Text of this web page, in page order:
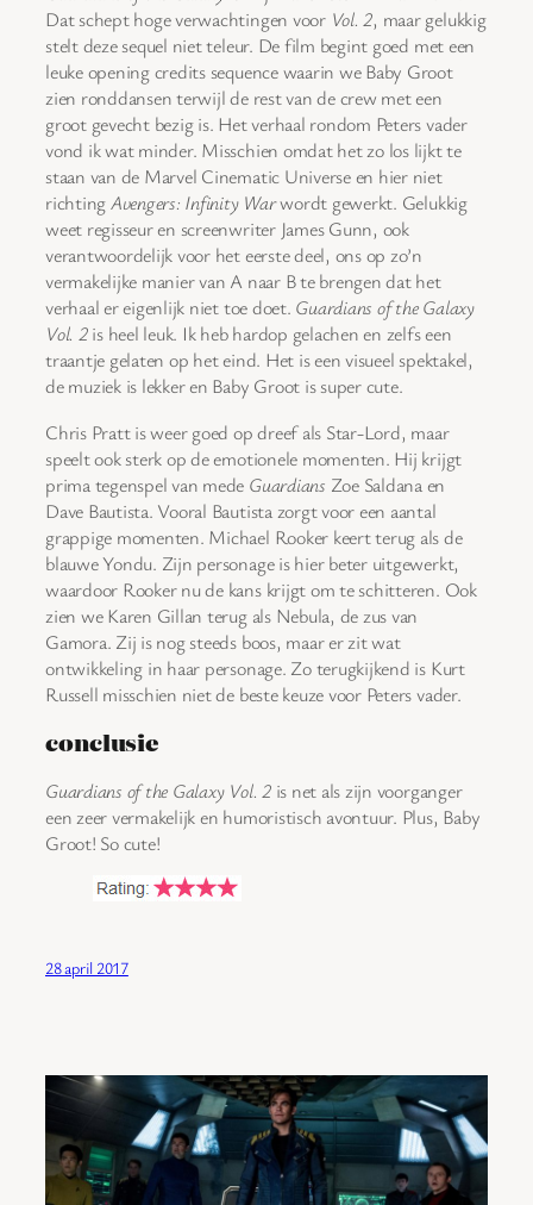
Dat schept hoge verwachtingen voor Vol. 2, maar gelukkig
stelt deze sequel niet teleur. De film begint goed met een
leuke opening credits sequence waarin we Baby Groot
zien ronddansen terwijl de rest van de crew met een
groot gevecht bezig is. Het verhaal rondom Peters vader
vond ik wat minder. Misschien omdat het zo los lijkt te
staan van de Marvel Cinematic Universe en hier niet
richtingAvengers: Infinity Warwordt gewerkt. Gelukkig
weet regisseur en screenwriter James Gunn, ook
verantwoordelijk voor het eerste deel, ons op zo’n
vermakelijke manier van A naar B te brengen dat het
verhaal er eigenlijk niet toe doet. Guardians of the Galaxy
Vol. 2is heel leuk. Ik heb hardop gelachen en zelfs een
traantje gelaten op het eind. Het is een visueel spektakel,
de muziek is lekker en Baby Groot is super cute.
Chris Pratt is weer goed op dreef als Star-Lord, maar
speelt ook sterk op de emotionele momenten. Hij krijgt
prima tegenspel van mede Guardians Zoe Saldana en
Dave Bautista. Vooral Bautista zorgt voor een aantal
grappige momenten. Michael Rooker keert terug als de
blauwe Yondu. Zijn personage is hier beter uitgewerkt,
waardoor Rooker nu de kans krijgt om te schitteren. Ook
zien we Karen Gillan terug als Nebula, de zus van
Gamora. Zij is nog steeds boos, maar er zit wat
ontwikkeling in haar personage. Zo terugkijkend is Kurt
Russell misschien niet de beste keuze voor Peters vader.
conclusie
Guardians of the Galaxy Vol. 2is net als zijn voorganger
een zeer vermakelijk en humoristisch avontuur. Plus, Baby
Groot! So cute!
28 april 2017